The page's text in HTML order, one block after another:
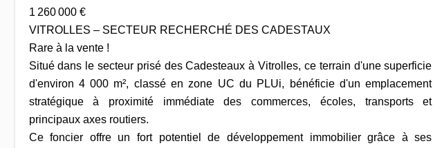
1 260 000 €
VITROLLES – SECTEUR RECHERCHÉ DES CADESTAUX
Rare à la vente !
Situé dans le secteur prisé des Cadesteaux à Vitrolles, ce terrain d'une superficie
d'environ 4 000 m², classé en zone UC du PLUi, bénéficie d'un emplacement
stratégique à proximité immédiate des commerces, écoles, transports et
principaux axes routiers.
Ce foncier offre un fort potentiel de développement immobilier grâce à ses